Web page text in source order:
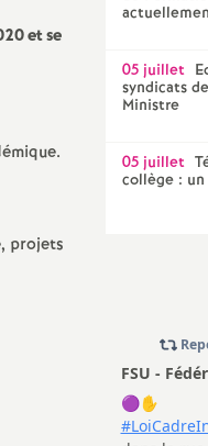
et se
projets
05 juillet
syndicats
Ministre
05 juillet
collège :